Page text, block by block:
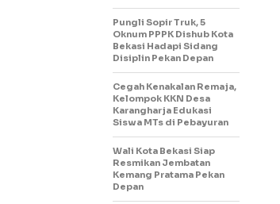
Pungli Sopir Truk, 5
Oknum PPPK Dishub Kota
Bekasi Hadapi Sidang
Disiplin Pekan Depan
Cegah Kenakalan Remaja,
Kelompok KKN Desa
Karangharja Edukasi
Siswa MTs di Pebayuran
Wali Kota Bekasi Siap
Resmikan Jembatan
Kemang Pratama Pekan
Depan